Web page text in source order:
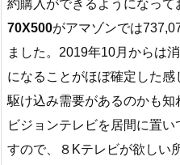
約購入ができるようになって
70X500がアマゾンでは
ました。2019年10月からは
になることがほぼ確定した
駆け込み需要があるのかも
ビジョンテレビを居間に置
すので、８Kテレビが欲しい